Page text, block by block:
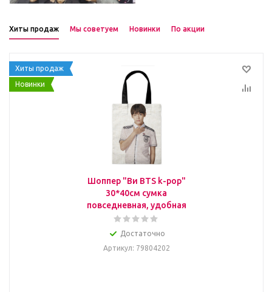
Хиты продаж Мы советуем Новинки По акции
Хиты продаж
Новинки
Шоппер "Ви BTS k-pop"
30*40см сумка
повседневная, удобная
Достаточно
Артикул: 79804202